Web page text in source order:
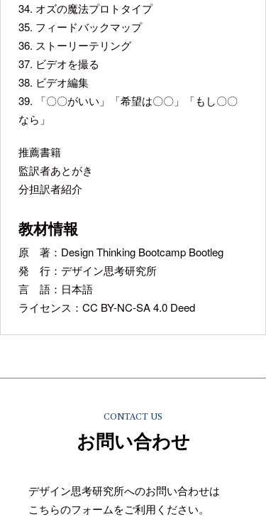
34. オズの魔法プロトタイプ
35. フィードバックマップ
36. ストーリーテリング
37. ビデオを撮る
38. ビデオ編集
39. 「〇〇がいい」「希望は〇〇」「もし〇〇
なら」
推薦書籍
監訳者あとがき
分担訳者紹介
教材情報
原 著：Design Thinking Bootcamp Bootleg
発 行：デザイン思考研究所
言 語：日本語
ライセンス： CC BY-NC-SA 4.0 Deed
CONTACT US
お問い合わせ
デザイン思考研究所へのお問い合わせは
こちらのフォームをご利用ください。